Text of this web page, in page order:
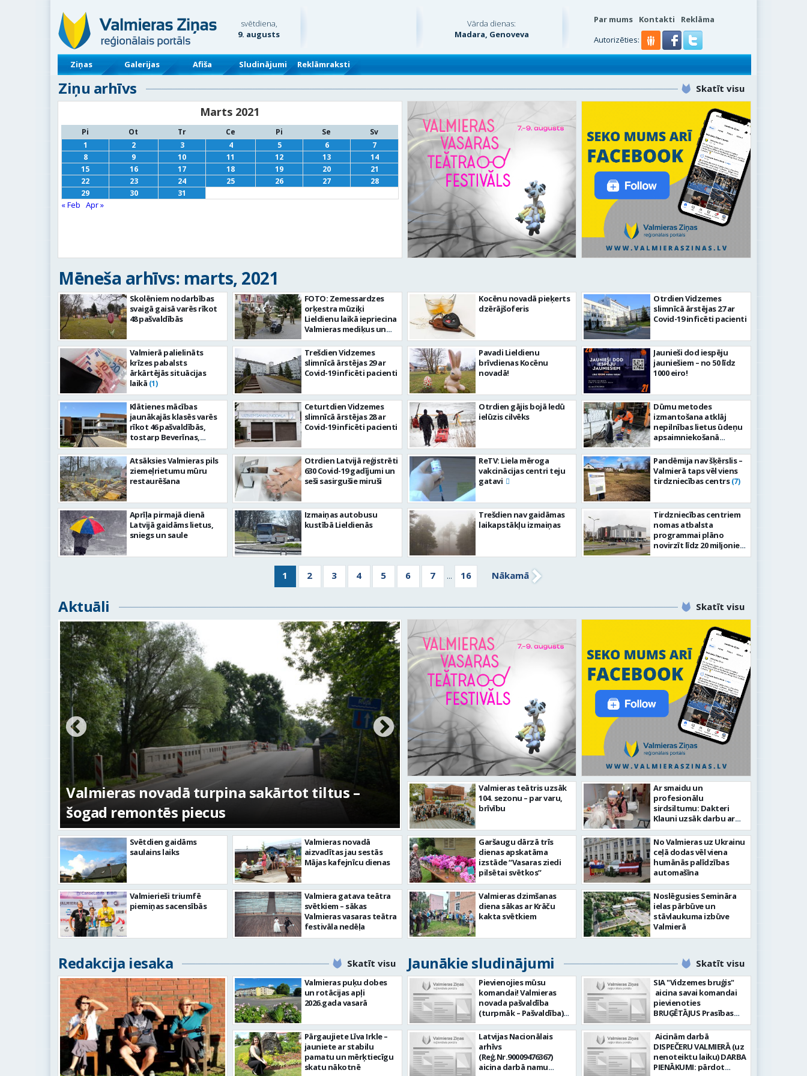
svētdiena,
9. augusts
Vārda dienas:
Madara, Genoveva
Par mums Kontakti
Reklāma
Autorizēties:
Ziņas Galerijas Afiša Sludinājumi Reklāmraksti
Ziņu arhīvs Skatīt visu
Marts 2021
Pi Ot Tr Ce Pi Se
Sv
1
2 3 4 5 6
7
8
9 10 11 12 13
14
15
16 17 18 19 20
21
22
23 24 25 26 27
28
29
30 31
« Feb Apr »
Mēneša arhīvs: marts, 2021
Skolēniem nodarbības
svaigā gaisā varēs rīkot
48 pašvaldībās
Valmierā palielināts
krīzes pabalsts
ārkārtējās situācijas
laikā (1)
Klātienes mācības
jaunākajās klasēs varēs
rīkot 46 pašvaldībās,
tostarp Beverīnas,
Burtnieku, Mazsalacas,
Naukšēnu, Strenču
novados un Valmierā
Atsāksies Valmieras pils
ziemeļrietumu mūru
restaurēšana
Aprīļa pirmajā dienā
Latvijā gaidāms lietus,
sniegs un saule
FOTO: Zemessardzes
orķestra mūziķi
Lieldienu laikā iepriecina
Valmieras mediķus un
pansionāta iemītniekus
Trešdien Vidzemes
slimnīcā ārstējas 29 ar
Covid-19 inficēti pacienti
Ceturtdien Vidzemes
slimnīcā ārstējas 28 ar
Covid-19 inficēti pacienti
Otrdien Latvijā reģistrēti
630 Covid-19 gadījumi un
seši sasirgušie miruši
Izmaiņas autobusu
kustībā Lieldienās
Kocēnu novadā pieķerts
dzērājšoferis
Pavadi Lieldienu
brīvdienas Kocēnu
novadā!
Otrdien gājis bojā ledū
ielūzis cilvēks
ReTV: Liela mēroga
vakcinācijas centri teju
gatavi
Trešdien nav gaidāmas
laikapstākļu izmaiņas
Otrdien Vidzemes
slimnīcā ārstējas 27 ar
Covid-19 inficēti pacienti
Jaunieši dod iespēju
jauniešiem – no 50 līdz
1000 eiro!
Dūmu metodes
izmantošana atklāj
nepilnības lietus ūdeņu
apsaimniekošanā
Valmierā
Pandēmija nav šķērslis –
Valmierā taps vēl viens
tirdzniecības centrs (7)
Tirdzniecības centriem
nomas atbalsta
programmai plāno
novirzīt līdz 20 miljoniem
eiro
1 2 3 4 5 6 7 ... 16 Nākamā
Aktuāli Skatīt visu
Valmieras novadā turpina sakārtot tiltus –
šogad remontēs piecus
No pagaidu teātra līdz laikmetīgās kultūras
centram – kā attīstīsies “Kurtuve”
Svētdien gaidāms
saulains laiks
Valmierieši triumfē
piemiņas sacensībās
Valmieras novadā
aizvadītas jau sestās
Mājas kafejnīcu dienas
Valmiera gatava teātra
svētkiem – sākas
Valmieras vasaras teātra
festivāla nedēļa
Valmieras teātris uzsāk
104. sezonu – par varu,
brīvību
Garšaugu dārzā trīs
dienas apskatāma
izstāde “Vasaras ziedi
pilsētai svētkos”
Valmieras dzimšanas
diena sākas ar Krāču
kakta svētkiem
Ar smaidu un
profesionālu
sirdsiltumu: Dakteri
Klauni uzsāk darbu ar
senioriem Vidzemes
slimnīcā
No Valmieras uz Ukrainu
ceļā dodas vēl viena
humānās palīdzības
automašīna
Noslēgusies Semināra
ielas pārbūve un
stāvlaukuma izbūve
Valmierā
Redakcija iesaka Skatīt visu Jaunākie sludinājumi Skatīt visu
Valmieras puķu dobes
un rotācijas apļi
2026.gada vasarā
Pārgaujiete Līva Irkle –
jauniete ar stabilu
pamatu un mērķtiecīgu
skatu nākotnē
Pievienojies mūsu
komandai! Valmieras
novada pašvaldība
(turpmāk – Pašvaldība)
aicina darbā
Informācijas tehnoloģiju
centra (ITC) informācijas
tehnoloģiju
administratoru/-i (uz
Latvijas Nacionālais
arhīvs
(Reģ.Nr.90009476367)
aicina darbā namu
SIA "Vidzemes bruģis"
aicina savai komandai
pievienoties
BRUĢĒTĀJUS Prasības
pretendentiem: Vēlme
strādāt - augsta
atbildības sajūta pret
darbu, precizitāte;
Pieredze bruģēšanā vai
Aicinām darbā
DISPEČERU VALMIERĀ (uz
nenoteiktu laiku) DARBA
PIENĀKUMI: pārdot